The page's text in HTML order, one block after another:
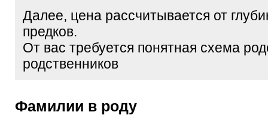
Далее, цена рассчитывается от
предков.
От вас требуется понятная схема
родственников
Фамилии в роду